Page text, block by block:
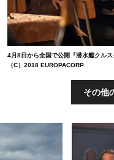
4月8日から全国で公開『潜水艦クルス
（C）2018 EUROPACORP
その他